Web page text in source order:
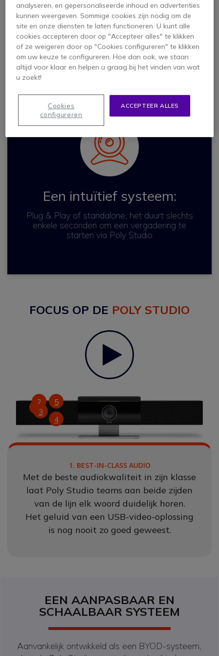
geluid:
Zodat iedereen
duidelijk kan
horen en
gehoord kan
worden
video-
ervaring:
Met
automatische
kadrering en
Een intuïtief systeem:
Plug & Play of standalone, het duurt slechts
enkele seconden om een vergadering te
starten via Poly Studio
FOCUS OP DE POLY STUDIO
Play
2
3
4
5
1. BEST-IN-CLASS AUDIO
Met de beste audiokwaliteit in zijn klasse
laat Poly Studio teams aan beide zijden
van de lijn elk woord duidelijk horen.
Het geluid van een USB-video-oplossing
is nog nooit zo goed geweest.
EEN AANPASBAAR EN
SCHAALBAAR SYSTEEM
Aanvankelijk ontwikkeld als een BYOD-systeem,
analyseren, en gepersonaliseerde inhoud en advertenties
kunnen weergeven. Sommige cookies zijn nodig om de
site en onze diensten te laten functioneren. U kunt alle
cookies accepteren door op "Accepteer alles" te klikken
of ze weigeren door op "Cookies configureren" te klikken
om uw keuze te configureren. Hoe dan ook, we staan
altijd voor klaar en helpen u graag bij het vinden van wat
u zoekt!
ACCEPTEER ALLES
Cookies
configureren